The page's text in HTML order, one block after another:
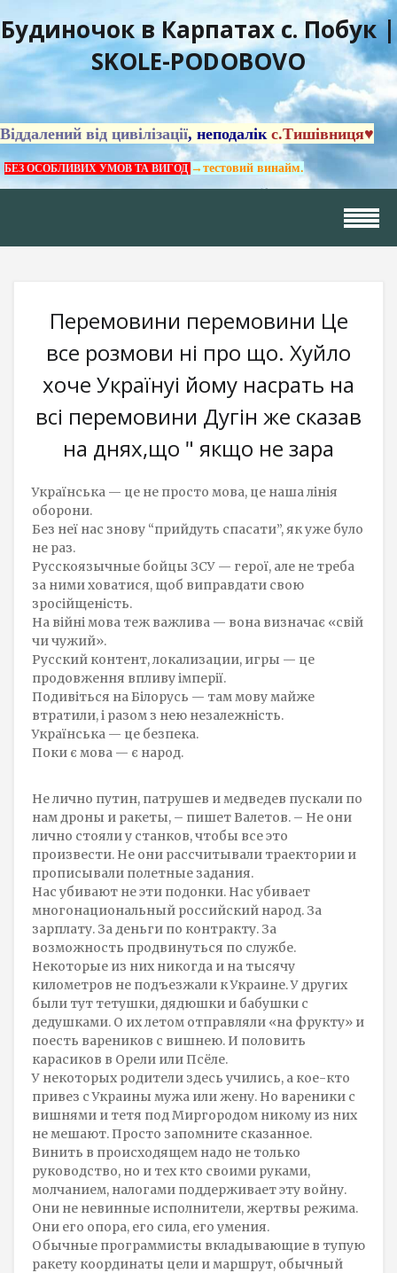
Будиночок в Карпатах с. Побук |
SKOLE-PODOBOVO
Віддалений від цивілізації, неподалік с.Тишівниця♥
БЕЗ ОСОБЛИВИХ УМОВ ТА ВИГОД →тестовий винайм.
Перемовини перемовини Це
все розмови ні про що. Хуйло
хоче Українуі йому насрать на
всі перемовини Дугін же сказав
на днях,що " якщо не зара
Українська — це не просто мова, це наша лінія
оборони.
Без неї нас знову “прийдуть спасати”, як уже було
не раз.
Русскоязычные бойцы ЗСУ — герої, але не треба
за ними ховатися, щоб виправдати свою
зросійщеність.
На війні мова теж важлива — вона визначає «свій
чи чужий».
Русский контент, локализации, игры — це
продовження впливу імперії.
Подивіться на Білорусь — там мову майже
втратили, і разом з нею незалежність.
Українська — це безпека.
Поки є мова — є народ.
Не лично путин, патрушев и медведев пускали по
нам дроны и ракеты, – пишет Валетов. – Не они
лично стояли у станков, чтобы все это
произвести. Не они рассчитывали траектории и
прописывали полетные задания.
Нас убивают не эти подонки. Нас убивает
многонациональный российский народ. За
зарплату. За деньги по контракту. За
возможность продвинуться по службе.
Некоторые из них никогда и на тысячу
километров не подъезжали к Украине. У других
были тут тетушки, дядюшки и бабушки с
дедушками. О их летом отправляли «на фрукту» и
поесть вареников с вишнею. И половить
карасиков в Орели или Псёле.
У некоторых родители здесь учились, а кое-кто
привез с Украины мужа или жену. Но вареники с
вишнями и тетя под Миргородом никому из них
не мешают. Просто запомните сказанное.
Винить в происходящем надо не только
руководство, но и тех кто своими руками,
молчанием, налогами поддерживает эту войну.
Они не невинные исполнители, жертвы режима.
Они его опора, его сила, его умения.
Обычные программисты вкладывающие в тупую
ракету координаты цели и маршрут, обычный